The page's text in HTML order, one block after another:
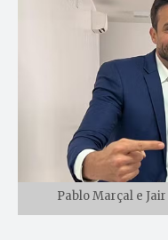
Pablo Marçal e